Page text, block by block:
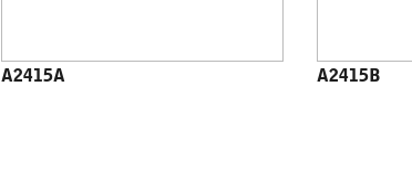
A2415A A2415B